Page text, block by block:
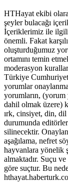
HTHayat ekibi
şeyler bulacağı
İçeriklerimiz ile
önemli. Fakat
oluşturduğumuz
ortamını temin
moderasyon
Türkiye
yorumlar
yorumların, (yorum
dahil olmak üzere)
ırk, cinsiyet, din, dil
durumunda
silinecektir.
aşağılama, nefret
hayvanlara yönelik
almaktadır. Suçu
göre suçtur. Bu